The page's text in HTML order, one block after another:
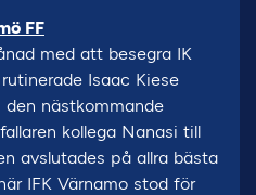
FF
med att besegra IK
Isaac Kiese
den nästkommande
kollega Nanasi till
avslutades på allra bästa
IFK Värnamo stod för